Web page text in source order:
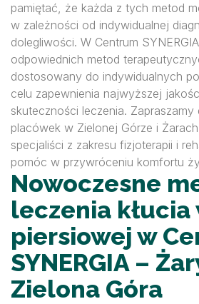
pamiętać, że każda z tych metod
w zależności od indywidualnej
dolegliwości. W Centrum
odpowiednich metod
dostosowany do indywidualnych
celu zapewnienia najwyższej
skuteczności leczenia. Zapraszamy
placówek w Zielonej Górze i
specjaliści z zakresu fizjoterapii i
pomóc w przywróceniu komfortu
Nowoczesne
leczenia
piersiowej w
SYNERGIA –
Zielona Góra